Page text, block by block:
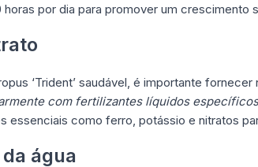
horas por dia para promover um crescimento
‘Trident’ saudável, é importante
com fertilizantes líquidos
essenciais como ferro, potássio e nitratos
água